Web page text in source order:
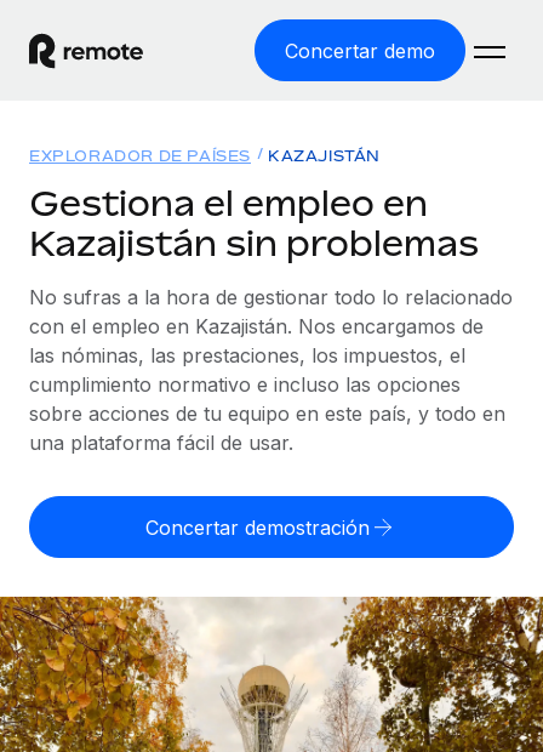
Concertar demo
EMPLEO GLOBAL
Nómina global
Gestiona las nóminas de forma sencilla y conforme a la
legalidad.
Employer of Record
Expándete en todo el mundo sin gastar en entidades.
cumpliendo la normativa.
Integra y gestiona a autónomos globalmente.
PEO
Externaliza tareas laborales complejas.
Soluciones
COBERTURA MUNDIAL
Explorador de países
Consulta el soporte del empleo global según el país.
Explorador estatal de EE. UU.
Simplifica la contratación en todos los estados de EE.
Comparador de Remote
Compáranos con otras empresas.
ETAPAS DE CRECIMIENTO
Startups
Soluciones ágiles de RR. HH. globales y nóminas para
empresas en crecimiento.
Recursos
HERRAMIENTAS Y CALCULADORAS
Calculadora del riesgo de clasificación errónea
Consulta el riesgo de clasificación errónea por país.
cualquier país.
Descubre opciones de divisas y tiempos de pago para
autónomos globales.
APRENDIZAJE CON REMOTE
Precios
English
Nederlands
Français
Deutsch
EXPLORADOR DE PAÍSES KAZAJISTÁN
Gestiona el empleo en
Kazajistán sin problemas
No sufras a la hora de gestionar todo lo relacionado
con el empleo en Kazajistán. Nos encargamos de
las nóminas, las prestaciones, los impuestos, el
cumplimiento normativo e incluso las opciones
sobre acciones de tu equipo en este país, y todo en
una plataforma fácil de usar.
Concertar demostración